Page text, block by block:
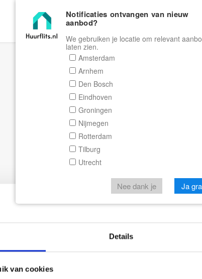
Details
van cookies
Home Zoeken
is helaas
Notificaties ontvangen van nieuw
aanbod?
We gebruiken je locatie om relevant
laten zien.
Amsterdam
Arnhem
Den Bosch
Eindhoven
Groningen
Nijmegen
Rotterdam
Tilburg
Utrecht
Nee dank je Ja